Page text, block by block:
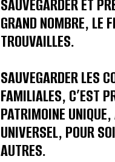
SAUVEGARDER ET
GRAND NOMBRE, LE
TROUVAILLES.
SAUVEGARDER LES
FAMILIALES, C’EST
PATRIMOINE
UNIVERSEL, POUR
AUTRES.